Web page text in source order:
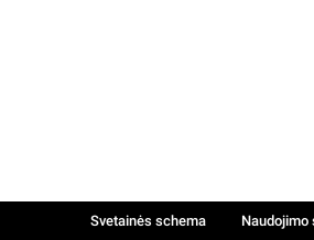
Svetainės schema Naudojimo